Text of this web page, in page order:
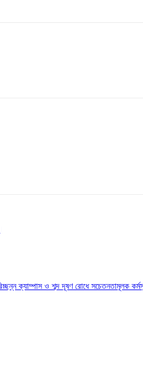
ক্যাম্পাস ও শব্দ দূষণ রোধে সচেতনতামূলক